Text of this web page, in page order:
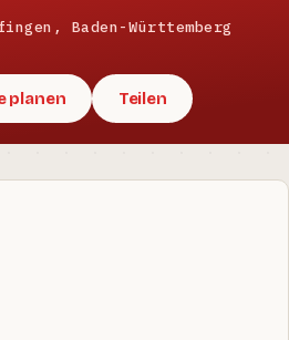
Baden-Württemberg
planen Teilen